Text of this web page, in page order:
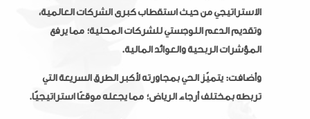
الاستراتيجي من حيث استقطاب كبرى الشركات العالمية،
وتقديم الدعم اللوجستي للشركات المحلية؛ مما يرفع
المؤشرات الربحية والعوائد المالية.
وأضافت: يتميّز الحي بمجاورته لأكبر الطرق السريعة التي
تربطه بمختلف أرجاء الرياض؛ مما يجعله موقعًا استراتيجيًّا.